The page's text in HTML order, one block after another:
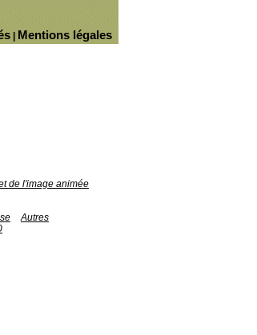
Mentions légales
de l'image animée
Autres